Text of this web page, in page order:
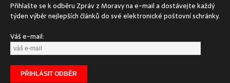
Přihlašte se k odběru Zpráv z Moravy na e-mail a dostávejte každý
týden výběr nejlepších článků do své elektronické poštovní schránky.
Váš e-mail: